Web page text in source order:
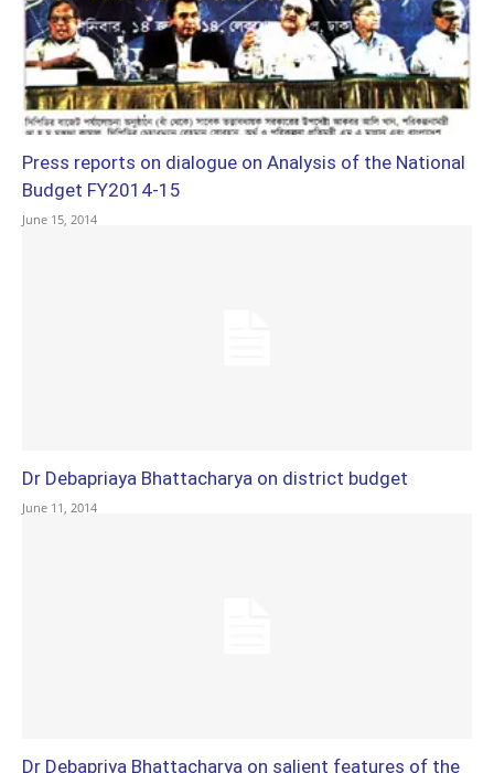
Press reports on dialogue on Analysis of the National
Budget FY2014-15
June 15, 2014
Dr Debapriaya Bhattacharya on district budget
June 11, 2014
Dr Debapriya Bhattacharya on salient features of the